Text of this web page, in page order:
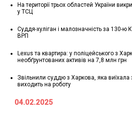
На території трьох областей України
у ТСЦ
Суддя-хуліган і малозначність за 130-
ВРП
Lexus та квартира: у поліцейського з
необґрунтованих активів на 7,8 млн грн
Звільнили суддю з Харкова, яка виїхала
виходить на роботу
04.02.2025